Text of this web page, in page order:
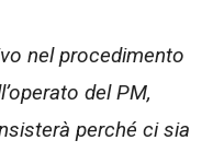
nel procedimento
del PM,
perché ci sia